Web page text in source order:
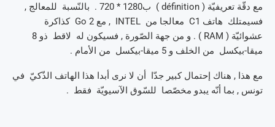
مع دقّة تعريفيّة ( définition ) ب1280 * 720 . بالنّسبة للمعالج ,
فسيمتلك هاتف C1 معالجا من INTEL , مع 2 Go كذاكرة
عشوائيّة ( RAM ) . و من جهة الصّورة , فسيكون له لاقط ذو 8
ميقا-بيكسل من الخلف و 5 ميقا-بيكسل من الأمام .
مع هذا , هناك إحتمال كبير جدّا أن لا نرى أبدا هذا الهاتف الذّكيّ في
تونس , بما أنّه يبدو مخصّصا للسّوق الآسيويّة فقط .